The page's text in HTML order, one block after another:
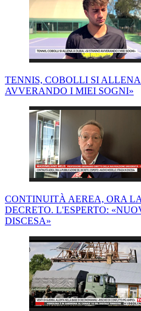
TENNIS, COBOLLI SI
AVVERANDO I MIEI SOGNI»
CONTINUITÀ AEREA, ORA
DECRETO. L'ESPERTO:
DISCESA»